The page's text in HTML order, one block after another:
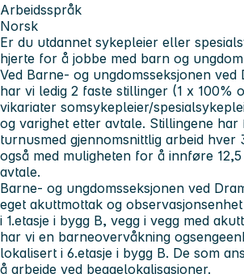
Arbeidsspråk
Norsk
Er du utdannet sykepleier eller
hjerte for å jobbe med barn og
Ved Barne- og ungdomsseksjonen ved
har vi ledig 2 faste stillinger (1 x 100%
vikariater somsykepleier/
og varighet etter avtale. Stillingene
turnusmed gjennomsnittlig arbeid hver
også med muligheten for å innføre
avtale.
Barne- og ungdomsseksjonen ved
eget akuttmottak og
i 1.etasje i bygg B, vegg i vegg med
har vi en barneovervåkning
lokalisert i 6.etasje i bygg B. De som
å arbeide ved beggelokalisasjoner.